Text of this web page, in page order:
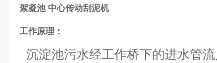
絮凝池 中心传动刮泥机
工作原理：
沉淀池污水经工作桥下的进水管